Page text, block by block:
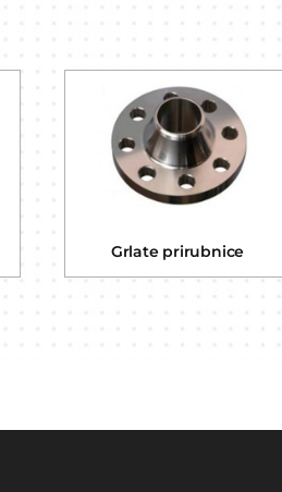
Grlate prirubnice